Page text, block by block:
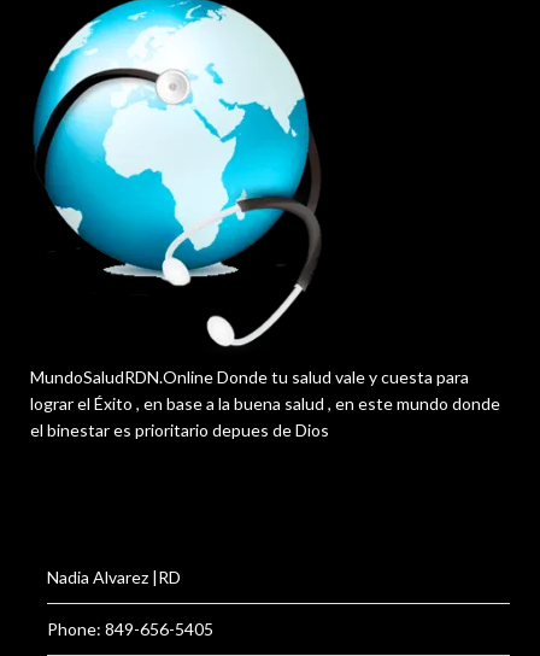
MundoSaludRDN.Online Donde tu salud vale y cuesta para
lograr el Éxito , en base a la buena salud , en este mundo donde
el binestar es prioritario depues de Dios
Nadia Alvarez |RD
Phone: 849-656-5405